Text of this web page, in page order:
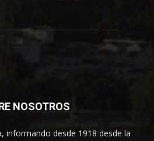
NOSOTROS
informando desde 1918 desde la